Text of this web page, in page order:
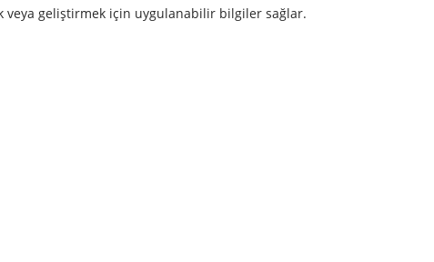
veya geliştirmek için uygulanabilir bilgiler sağlar.